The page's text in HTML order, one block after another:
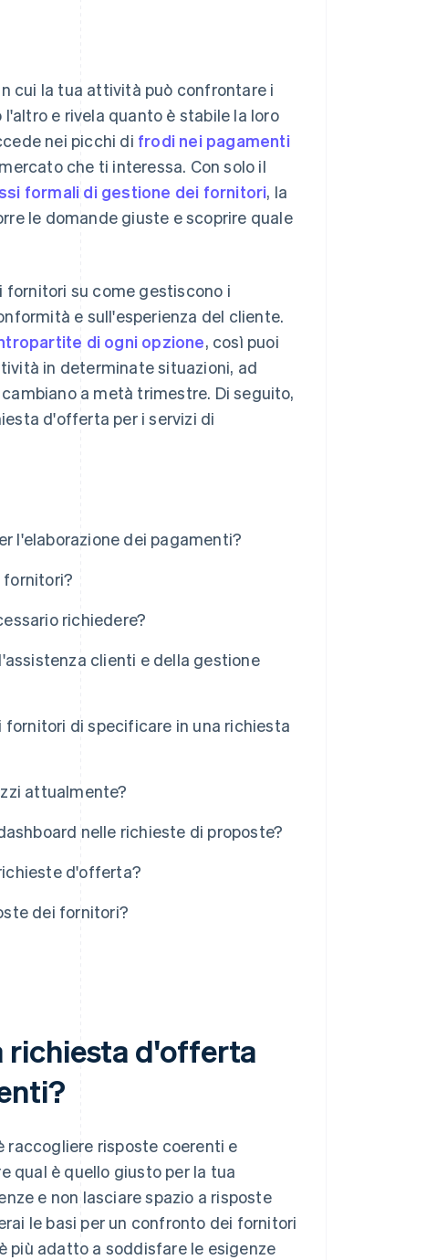
cui la tua attività può confrontare i
e rivela quanto è stabile la loro
nei picchi di frodi nei pagamenti
che ti interessa. Con solo il
formali di gestione dei fornitori, la
le domande giuste e scoprire quale
fornitori su come gestiscono i
e sull'esperienza del cliente.
di ogni opzione, così puoi
in determinate situazioni, ad
a metà trimestre. Di seguito,
d'offerta per i servizi di
l'elaborazione dei pagamenti?
fornitori?
richiedere?
clienti e della gestione
di specificare in una richiesta
attualmente?
nelle richieste di proposte?
d'offerta?
dei fornitori?
richiesta d'offerta
risposte coerenti e
qual è quello giusto per la tua
e non lasciare spazio a risposte
le basi per un confronto dei fornitori
più adatto a soddisfare le esigenze